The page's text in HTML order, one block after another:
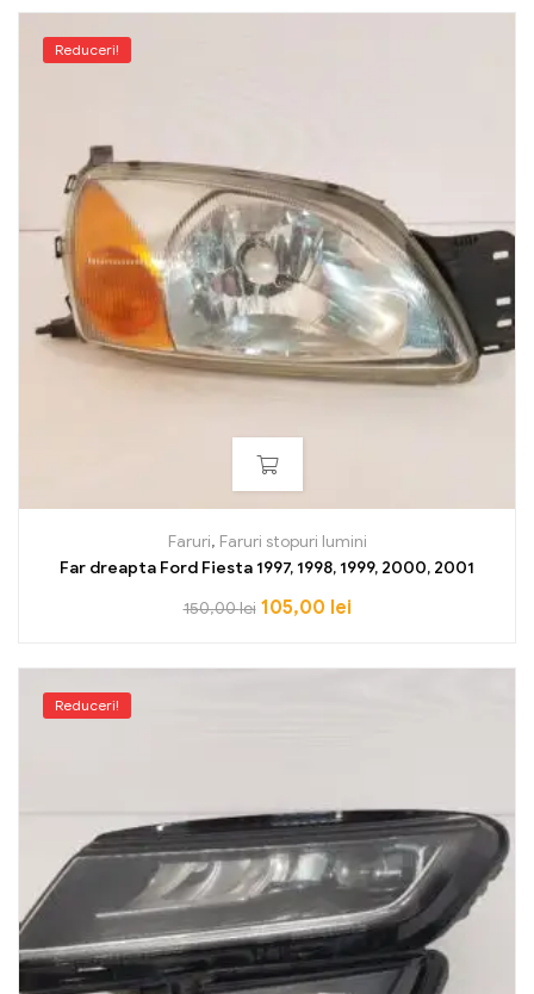
Reduceri!
Faruri, Faruri stopuri lumini
Far dreapta Ford Fiesta 1997, 1998, 1999, 2000, 2001
150,00lei 105,00 lei
Reduceri!